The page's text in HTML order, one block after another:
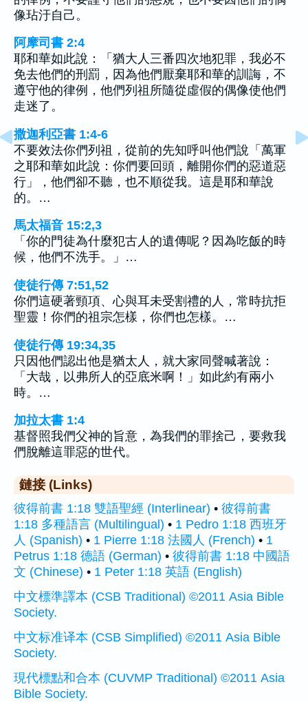
像玷汙自己。
阿摩司書 2:4
耶和華如此說：「猶大人三番四次地犯罪，我必不
免去他們的刑罰，因為他們厭棄耶和華的訓誨，不
遵守他的律例，他們列祖所隨從虛假的偶像使他們
走迷了。
撒迦利亞書 1:4-6
不要效法你們列祖，從前的先知呼叫他們說「萬軍
之耶和華如此說：你們要回頭，離開你們的惡道惡
行」，他們卻不聽，也不順從我。這是耶和華說
的。…
馬太福音 15:2,3
「你的門徒為什麼犯古人的遺傳呢？因為吃飯的時
候，他們不洗手。」…
使徒行傳 7:51,52
你們這硬著頸項、心與耳未受割禮的人，常時抗拒
聖靈！你們的祖宗怎樣，你們也怎樣。…
使徒行傳 19:34,35
只因他們認出他是猶太人，就大家同聲喊著說：
「大哉，以弗所人的亞底米啊！」如此約有兩小
時。…
加拉太書 1:4
基督照我們父神的旨意，為我們的罪捨己，要救我
們脫離這罪惡的世代。
鏈接 (Links)
彼得前書 1:18 雙語聖經 (Interlinear) • 彼得前書
1:18 多種語言 (Multilingual) • 1 Pedro 1:18 西班牙
人 (Spanish) • 1 Pierre 1:18 法國人 (French) • 1
Petrus 1:18 德語 (German) • 彼得前書 1:18 中國語
文 (Chinese) • 1 Peter 1:18 英語 (English)
中文標準譯本 (CSB Traditional) ©2011 Asia Bible
Society.
中文标准译本 (CSB Simplified) ©2011 Asia Bible
Society.
現代標點和合本 (CUVMP Traditional) ©2011 Asia
Bible Society.